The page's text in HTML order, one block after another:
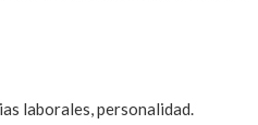
laborales, personalidad.